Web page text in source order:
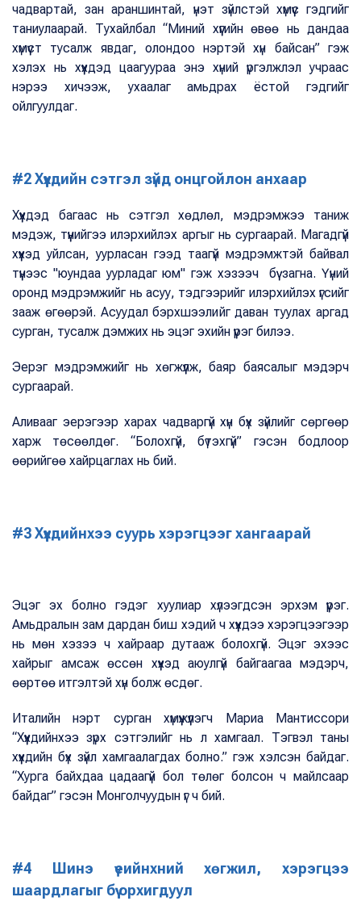
чадвартай, зан араншинтай, үнэт зүйлстэй хүмүүс гэдгийг
таниулаарай. Тухайлбал “Миний хүүгийн өвөө нь дандаа
хүмүүст тусалж явдаг, олондоо нэртэй хүн байсан” гэж
хэлэх нь хүүхдэд цаагуураа энэ хүний үргэлжлэл учраас
нэрээ хичээж, ухаалаг амьдрах ёстой гэдгийг
ойлгуулдаг.
#2 Хүүхдийн сэтгэл зүйд онцгойлон анхаар
Хүүхдэд багаас нь сэтгэл хөдлөл, мэдрэмжээ таниж
мэдэж, түүнийгээ илэрхийлэх аргыг нь сургаарай. Магадгүй
хүүхэд уйлсан, уурласан гээд таагүй мэдрэмжтэй байвал
түүнээс "юундаа уурладаг юм" гэж хэзээч бүү загна. Үүний
оронд мэдрэмжийг нь асуу, тэдгээрийг илэрхийлэх үгсийг
зааж өгөөрэй. Асуудал бэрхшээлийг даван туулах аргад
сурган, тусалж дэмжих нь эцэг эхийн үүрэг билээ.
Эерэг мэдрэмжийг нь хөгжүүлж, баяр баясалыг мэдэрч
сургаарай.
Аливааг эерэгээр харах чадваргүй хүн бүх зүйлийг сөргөөр
харж төсөөлдөг. “Болохгүй, бүтэхгүй” гэсэн бодлоор
өөрийгөө хайрцаглах нь бий.
#3 Хүүхдийнхээ суурь хэрэгцээг хангаарай
Эцэг эх болно гэдэг хуулиар хүлээгдсэн эрхэм үүрэг.
Амьдралын зам дардан биш хэдий ч хүүхдээ хэрэгцээгээр
нь мөн хэзээ ч хайраар дутааж болохгүй. Эцэг эхээс
хайрыг амсаж өссөн хүүхэд аюулгүй байгаагаа мэдэрч,
өөртөө итгэлтэй хүн болж өсдөг.
Италийн нэрт сурган хүмүүжүүлэгч Мариа Мантиссори
“Хүүхдийнхээ зүрх сэтгэлийг нь л хамгаал. Тэгвэл таны
хүүхдийн бүх зүйл хамгаалагдах болно.” гэж хэлсэн байдаг.
“Хурга байхдаа цадаагүй бол төлөг болсон ч майлсаар
байдаг” гэсэн Монголчуудын үг ч бий.
#4 Шинэ үеийнхний хөгжил, хэрэгцээ
шаардлагыг бүү орхигдуул